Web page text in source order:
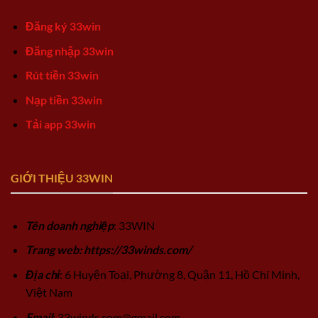
Đăng ký 33win
Đăng nhập 33win
Rút tiền 33win
Nạp tiền 33win
Tải app 33win
GIỚI THIỆU 33WIN
Tên doanh nghiệp: 33WIN
Trang web: https://33winds.com/
Địa chỉ: 6 Huyện Toại, Phường 8, Quận 11, Hồ Chí Minh,
Việt Nam